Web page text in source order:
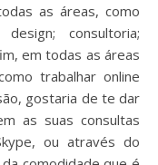
as áreas, como
consultoria;
em todas as áreas
trabalhar online
gostaria de te dar
as suas consultas
ou através do